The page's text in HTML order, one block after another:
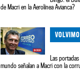
de Macri en la Aerolínea Avianca?
Las
mundo señalan a Macri con la